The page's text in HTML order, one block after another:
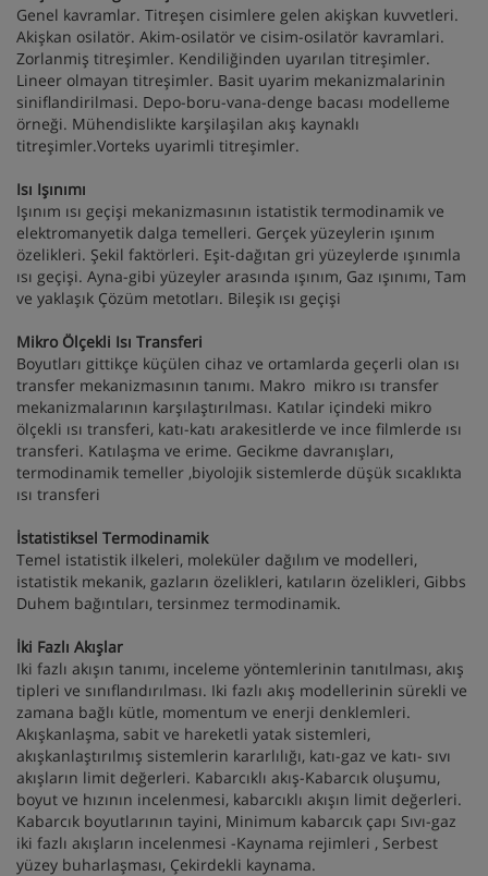
Genel kavramlar. Titreşen cisimlere gelen akişkan kuvvetleri.
Akişkan osilatör. Akim-osilatör ve cisim-osilatör kavramlari.
Zorlanmiş titreşimler. Kendiliğinden uyarılan titreşimler.
Lineer olmayan titreşimler. Basit uyarim mekanizmalarinin
siniflandirilmasi. Depo-boru-vana-denge bacası modelleme
örneği. Mühendislikte karşilaşilan akış kaynaklı
titreşimler.Vorteks uyarimli titreşimler.
Isı Işınımı
Işınım ısı geçişi mekanizmasının istatistik termodinamik ve
elektromanyetik dalga temelleri. Gerçek yüzeylerin ışınım
özelikleri. Şekil faktörleri. Eşit-dağıtan gri yüzeylerde ışınımla
ısı geçişi. Ayna-gibi yüzeyler arasında ışınım, Gaz ışınımı, Tam
ve yaklaşık Çözüm metotları. Bileşik ısı geçişi
Mikro Ölçekli Isı Transferi
Boyutları gittikçe küçülen cihaz ve ortamlarda geçerli olan ısı
transfer mekanizmasının tanımı. Makro mikro ısı transfer
mekanizmalarının karşılaştırılması. Katılar içindeki mikro
ölçekli ısı transferi, katı-katı arakesitlerde ve ince filmlerde ısı
transferi. Katılaşma ve erime. Gecikme davranışları,
termodinamik temeller ,biyolojik sistemlerde düşük sıcaklıkta
ısı transferi
İstatistiksel Termodinamik
Temel istatistik ilkeleri, moleküler dağılım ve modelleri,
istatistik mekanik, gazların özelikleri, katıların özelikleri, Gibbs
Duhem bağıntıları, tersinmez termodinamik.
İki Fazlı Akışlar
Iki fazlı akışın tanımı, inceleme yöntemlerinin tanıtılması, akış
tipleri ve sınıflandırılması. Iki fazlı akış modellerinin sürekli ve
zamana bağlı kütle, momentum ve enerji denklemleri.
Akışkanlaşma, sabit ve hareketli yatak sistemleri,
akışkanlaştırılmış sistemlerin kararlılığı, katı-gaz ve katı- sıvı
akışların limit değerleri. Kabarcıklı akış-Kabarcık oluşumu,
boyut ve hızının incelenmesi, kabarcıklı akışın limit değerleri.
Kabarcık boyutlarının tayini, Minimum kabarcık çapı Sıvı-gaz
iki fazlı akışların incelenmesi -Kaynama rejimleri , Serbest
yüzey buharlaşması, Çekirdekli kaynama.